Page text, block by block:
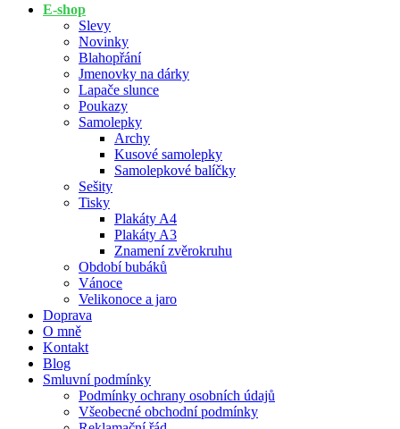
E-shop
Slevy
Novinky
Blahopřání
Jmenovky na dárky
Lapače slunce
Poukazy
Samolepky
Archy
Kusové samolepky
Samolepkové balíčky
Sešity
Tisky
Plakáty A4
Plakáty A3
Znamení zvěrokruhu
Období bubáků
Vánoce
Velikonoce a jaro
Doprava
O mně
Kontakt
Blog
Smluvní podmínky
Podmínky ochrany osobních údajů
Všeobecné obchodní podmínky